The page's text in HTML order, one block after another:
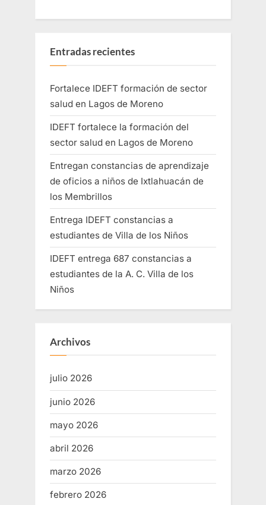
Entradas recientes
Fortalece IDEFT formación de sector
salud en Lagos de Moreno
IDEFT fortalece la formación del
sector salud en Lagos de Moreno
Entregan constancias de aprendizaje
de oficios a niños de Ixtlahuacán de
los Membrillos
Entrega IDEFT constancias a
estudiantes de Villa de los Niños
IDEFT entrega 687 constancias a
estudiantes de la A. C. Villa de los
Niños
Archivos
julio 2026
junio 2026
mayo 2026
abril 2026
marzo 2026
febrero 2026